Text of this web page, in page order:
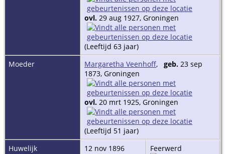
ovl. 29 aug 1927, Groningen
(Leeftijd 63 jaar)
Moeder
Margaretha Veenhoff, geb. 23 sep
1873, Groningen
ovl. 20 mrt 1925, Groningen
(Leeftijd 51 jaar)
Huwelijk
12 nov 1896 Feerwerd